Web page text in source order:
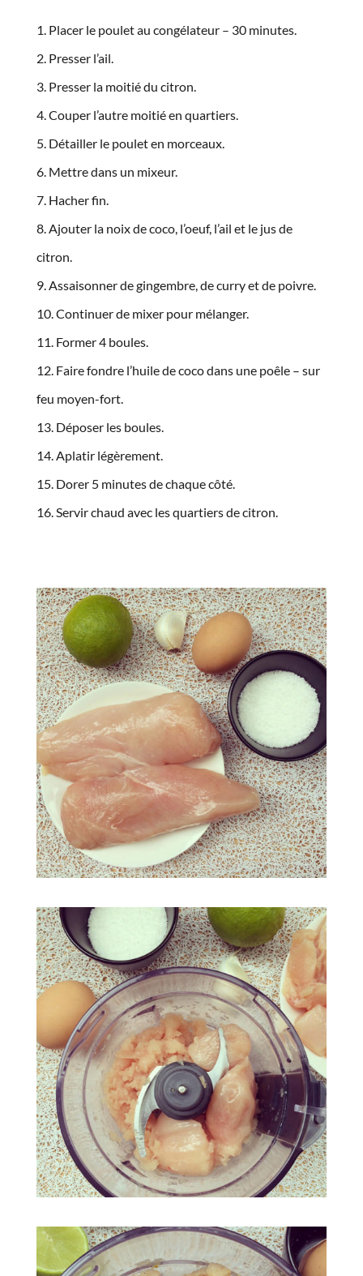
Placer le poulet au congélateur – 30 minutes.
Presser l’ail.
Presser la moitié du citron.
Couper l’autre moitié en quartiers.
Détailler le poulet en morceaux.
Mettre dans un mixeur.
Hacher fin.
Ajouter la noix de coco, l’oeuf, l’ail et le jus de
citron.
Assaisonner de gingembre, de curry et de poivre.
Continuer de mixer pour mélanger.
Former 4 boules.
Faire fondre l’huile de coco dans une poêle – sur
feu moyen-fort.
Déposer les boules.
Aplatir légèrement.
Dorer 5 minutes de chaque côté.
Servir chaud avec les quartiers de citron.